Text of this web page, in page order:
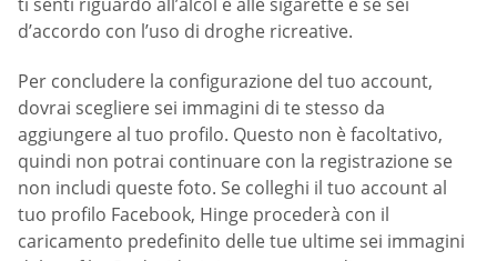
d’accordo con l’uso di droghe ricreative.
Per concludere la configurazione del tuo account,
dovrai scegliere sei immagini di te stesso da
aggiungere al tuo profilo. Questo non è facoltativo,
quindi non potrai continuare con la registrazione se
non includi queste foto. Se colleghi il tuo account al
tuo profilo Facebook, Hinge procederà con il
caricamento predefinito delle tue ultime sei immagini